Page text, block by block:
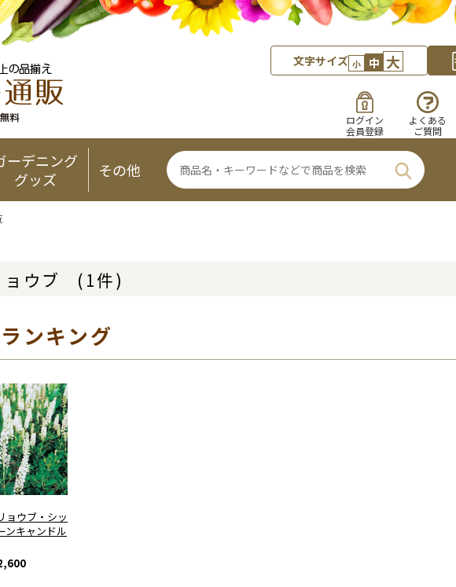
文字サイズ 小 中 大
ログイン
会員登録
よくある
ご質問
ーデニング
グッズ
その他
ウブ (1件)
ンキング
ョウブ・シッ
ンキャンドル